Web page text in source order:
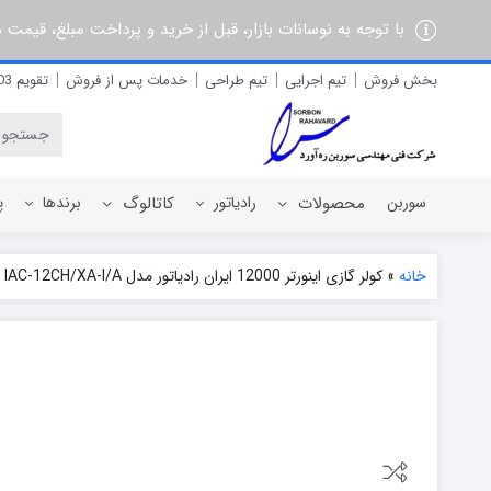
با توجه به نوسانات بازار، قبل از خرید و پرداخت مبلغ،
بخش فروش تیم اجرایی تیم طراحی خدمات پس از فروش تقویم 1403
سوربن محصولات رادیاتور کاتالوگ برندها
خانه» کولر گازی اینورتر 12000 ایران رادیاتور مدل IAC-12CH/XA-I/A